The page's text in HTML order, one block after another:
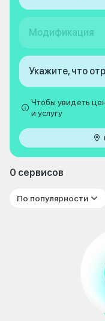
Модификация
Укажите, что
Чтобы увидеть
и услугу
0 сервисов
По популярности